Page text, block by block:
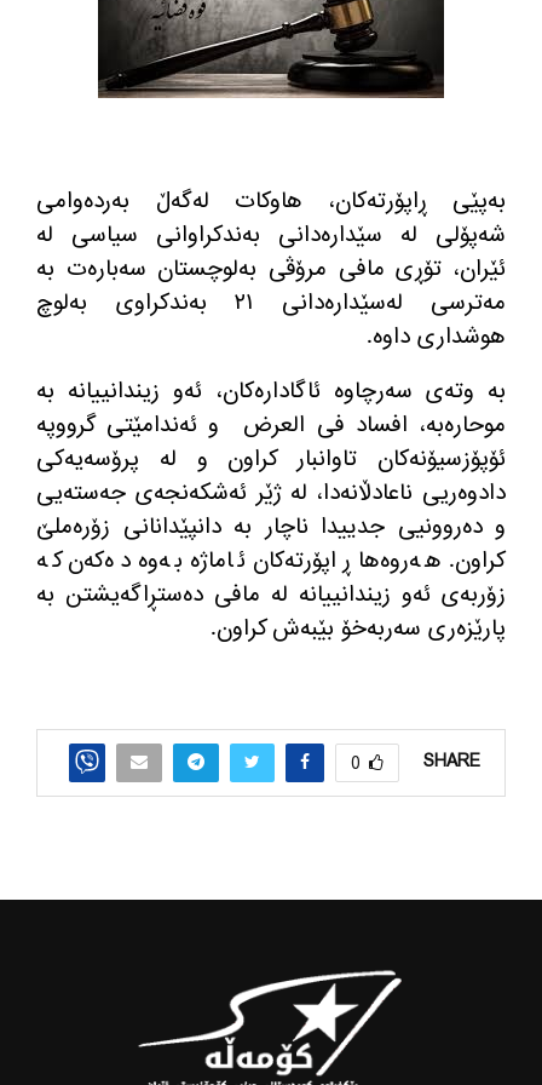
بەپێی ڕاپۆرتەکان، هاوکات لەگەڵ بەردەوامی
شەپۆلی لە سێدارەدانی بەندکراوانی سیاسی لە
ئێران، تۆڕی مافی مرۆڤی بەلوچستان سەبارەت بە
مەترسی لەسێدارەدانی ٢١ بەندکراوی بەلوچ
هوشداری داوە.
بە وتەی سەرچاوە ئاگادارەکان، ئەو زیندانییانە بە
موحارەبە، افساد فی العرض و ئەندامێتی گرووپە
ئۆپۆزسیۆنەکان تاوانبار کراون و لە پرۆسەیەکی
دادوەریی ناعادڵانەدا، لە ژێر ئەشکەنجەی جەستەیی
و دەروونیی جدییدا ناچار بە دانپێدانانی زۆرەملێ
کراون. هەروەها ڕاپۆرتەکان ئاماژە بەوە دەکەن کە
زۆربەی ئەو زیندانییانە لە مافی دەستڕاگەیشتن بە
پارێزەری سەربەخۆ بێبەش کراون.
SHARE
0